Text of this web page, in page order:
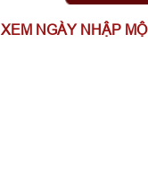
XEM NGÀY NHẬP MỘ